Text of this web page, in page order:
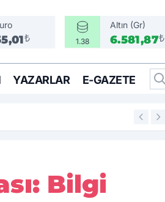
₺ 1.38
Altın (Gr)
6.581,87₺
YAZARLAR E-GAZETE
09:15
Bilgi